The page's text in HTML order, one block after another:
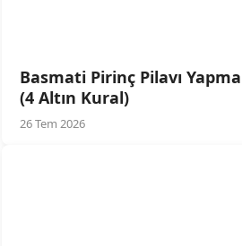
Basmati Pirinç Pilavı
(4 Altın Kural)
26 Tem 2026